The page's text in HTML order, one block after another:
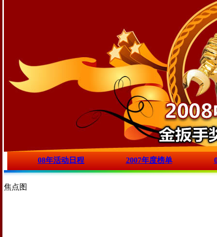
08年活动日程 2007年度榜单
焦点图